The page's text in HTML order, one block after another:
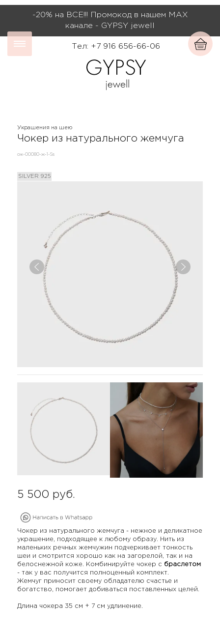
-20% на ВСЕ!!! Промокод в нашем МАХ
канале - GYPSY jewell
Тел: +7 916 656-66-06
Украшения на шею
Чокер из натурального жемчуга
ож-00080-ж-1-Ss
SILVER 925
5 500 руб.
Чокер из натурального жемчуга - нежное и деликатное
украшение, подходящее к любому образу. Нить из
маленьких речных жемчужин подчеркивает тонкость
шеи и смотрится хорошо как на загорелой, так и на
белоснежной коже. Комбинируйте чокер с браслетом
- так у вас получится полноценный комплект.
Жемчуг приносит своему обладателю счастье и
богатство, помогает добиваться поставленных целей.
Длина чокера 35 см + 7 см удлинение.